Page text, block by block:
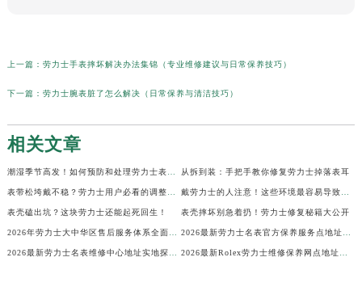
上一篇： 劳力士手表摔坏解决办法集锦（专业维修建议与日常保养技巧）
下一篇： 劳力士腕表脏了怎么解决（日常保养与清洁技巧）
相关文章
潮湿季节高发！如何预防和处理劳力士表盘生锈？ 从拆到装：手把手教你修复劳力士掉落表耳
表带松垮戴不稳？劳力士用户必看的调整秘籍！ 戴劳力士的人注意！这些环境最容易导致生锈
表壳磕出坑？这块劳力士还能起死回生！ 表壳摔坏别急着扔！劳力士修复秘籍大公开
2026年劳力士大中华区售后服务体系全面升级公告（最新电话及地址） 2026最新劳力士名表官方保养服务点地址实地探访报告
2026最新劳力士名表维修中心地址实地探访报告 2026最新Rolex劳力士维修保养网点地址考察报告